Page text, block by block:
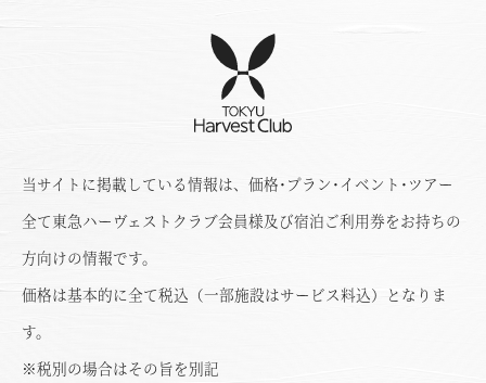
当サイトに掲載している情報は、価格･プラン･イベント･ツアー
全て東急ハーヴェストクラブ会員様及び宿泊ご利用券をお持ちの
方向けの情報です。
価格は基本的に全て税込（一部施設はサービス料込）となりま
す。
※税別の場合はその旨を別記